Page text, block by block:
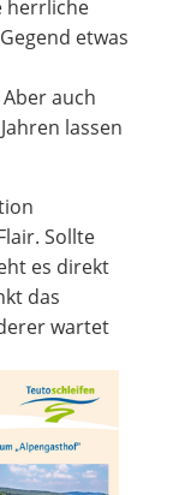
herrliche
etwas
auch
lassen
Sollte
es direkt
das
wartet